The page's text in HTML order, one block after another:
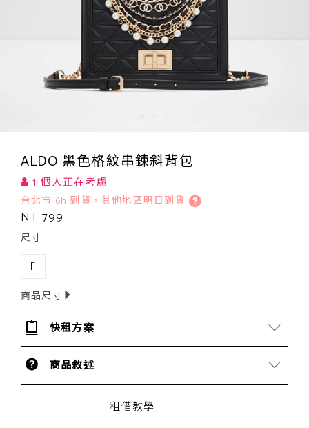
ALDO 黑色格紋串鍊斜背包
1 個人正在考慮
台北市 6h 到貨，其他地區明日到貨
NT 799
尺寸
F
商品尺寸
快租方案
商品敘述
租借教學